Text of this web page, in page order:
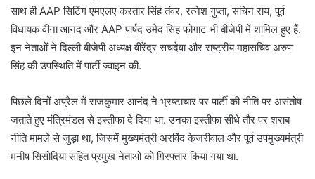
साथ ही AAP सिटिंग एमएलए करतार सिंह तंवर, रत्नेश गुप्ता, सचिन राय, पूर्व
विधायक वीना आनंद और AAP पार्षद उमेद सिंह फोगाट भी बीजेपी में शामिल हुए हैं.
इन नेताओं ने दिल्ली बीजेपी अध्यक्ष वीरेंद्र सचदेवा और राष्ट्रीय महासचिव अरुण
सिंह की उपस्थिति में पार्टी ज्वाइन की.
पिछले दिनों अप्रैल में राजकुमार आनंद ने भ्रष्टाचार पर पार्टी की नीति पर असंतोष
जताते हुए मंत्रिमंडल से इस्तीफा दे दिया था. उनका इस्तीफा सीधे तौर पर शराब
नीति मामले से जुड़ा था, जिसमें मुख्यमंत्री अरविंद केजरीवाल और पूर्व उपमुख्यमंत्री
मनीष सिसोदिया सहित प्रमुख नेताओं को गिरफ्तार किया गया था.